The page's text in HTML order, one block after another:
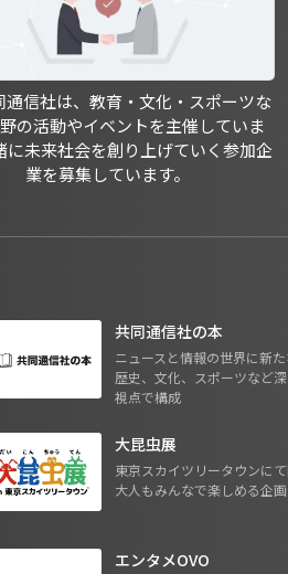
通信社は、教育・文化・スポーツな
の活動やイベントを主催していま
に未来社会を創り上げていく参加企
業を募集しています。
共同通信社の本
ニュースと情報の世界に新た
歴史、文化、スポーツなど
視点で構成
大昆虫展
東京スカイツリータウンに
大人もみんなで楽しめる企画
エンタメOVO